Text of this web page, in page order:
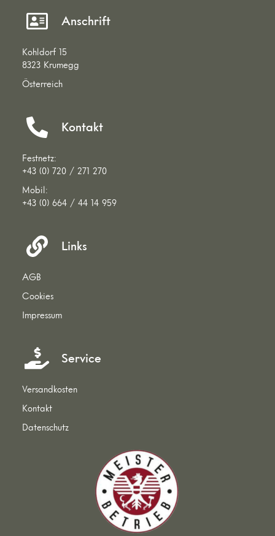
Anschrift
Kohldorf 15
8323 Krumegg
Österreich
Kontakt
Festnetz:
+43 (0) 720 / 271 270
Mobil:
+43 (0) 664 / 44 14 959
Links
AGB
Cookies
Impressum
Service
Versandkosten
Kontakt
Datenschutz